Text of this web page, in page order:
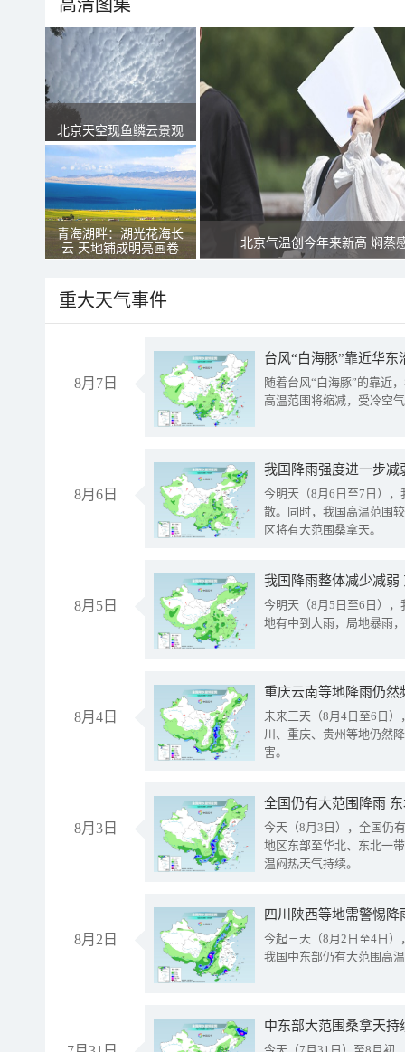
高清图集
北京天空现鱼鳞云景观
青海湖畔：湖光花海长
云 天地铺成明亮画卷
北京气温创今年来新高 焖蒸
重大天气事件
8月7日
台风“白海豚”靠近华
随着台风“白海豚”的靠近
高温范围将缩减，受冷空
8月6日
今明天（8月6日至7日）
散。同时，我国高温范围
区将有大范围桑拿天。
8月5日
我国降雨整体减少减弱
今明天（8月5日至6日）
地有中到大雨，局地暴雨
8月4日
重庆云南等地降雨仍然
未来三天（8月4日至6日
川、重庆、贵州等地仍然
害。
8月3日
全国仍有大范围降雨
今天（8月3日），全国仍
地区东部至华北、东北一
温闷热天气持续。
8月2日
今起三天（8月2日至4日
我国中东部仍有大范围高
中东部大范围桑拿天